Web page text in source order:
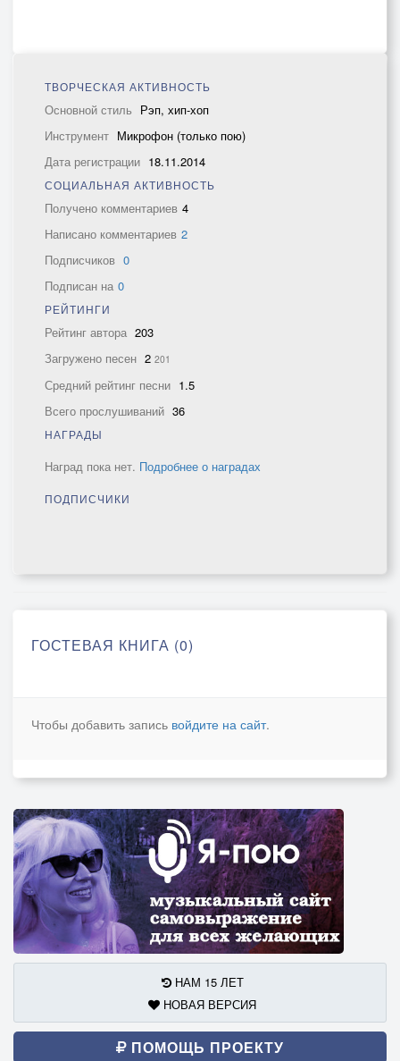
ТВОРЧЕСКАЯ АКТИВНОСТЬ
Основной стиль Рэп, хип-хоп
Инструмент Микрофон (только пою)
Дата регистрации 18.11.2014
СОЦИАЛЬНАЯ АКТИВНОСТЬ
Получено комментариев 4
Написано комментариев 2
Подписчиков 0
Подписан на 0
РЕЙТИНГИ
Рейтинг автора 203
Загружено песен 2 201
Средний рейтинг песни 1.5
Всего прослушиваний 36
НАГРАДЫ
Наград пока нет. Подробнее о наградах
ПОДПИСЧИКИ
ГОСТЕВАЯ КНИГА (0)
Чтобы добавить запись войдите на сайт.
НАМ 15 ЛЕТ
НОВАЯ ВЕРСИЯ
ПОМОЩЬ ПРОЕКТУ